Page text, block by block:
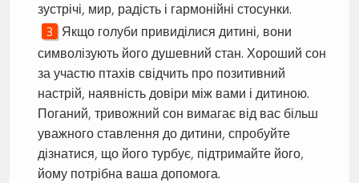
зустрічі, мир, радість і гармонійні стосунки.
Якщо голуби привиділися дитині, вони
символізують його душевний стан. Хороший сон
за участю птахів свідчить про позитивний
настрій, наявність довіри між вами і дитиною.
Поганий, тривожний сон вимагає від вас більш
уважного ставлення до дитини, спробуйте
дізнатися, що його турбує, підтримайте його,
йому потрібна ваша допомога.